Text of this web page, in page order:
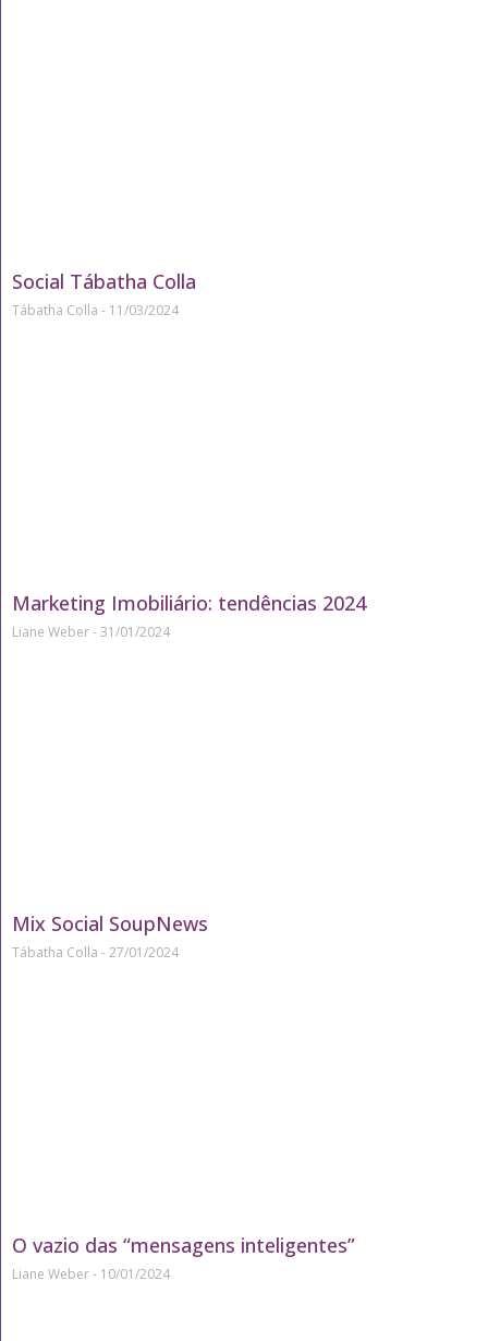
Social Tábatha Colla
Tábatha Colla 11/03/2024
Marketing Imobiliário: tendências 2024
Liane Weber 31/01/2024
Mix Social SoupNews
Tábatha Colla 27/01/2024
O vazio das “mensagens inteligentes”
Liane Weber 10/01/2024